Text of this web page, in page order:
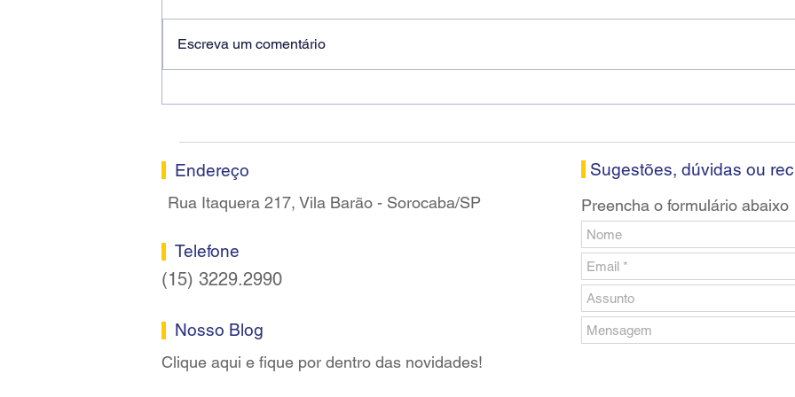
Escreva um comentário
Endereço
Rua Itaquera 217, Vila Barão - Sorocaba/SP
Telefone
(15) 3229.2990
Nosso Blog
Clique aqui e fique por dentro das novidades!
Sugestões, dúvidas ou
Preencha o formulário abaixo